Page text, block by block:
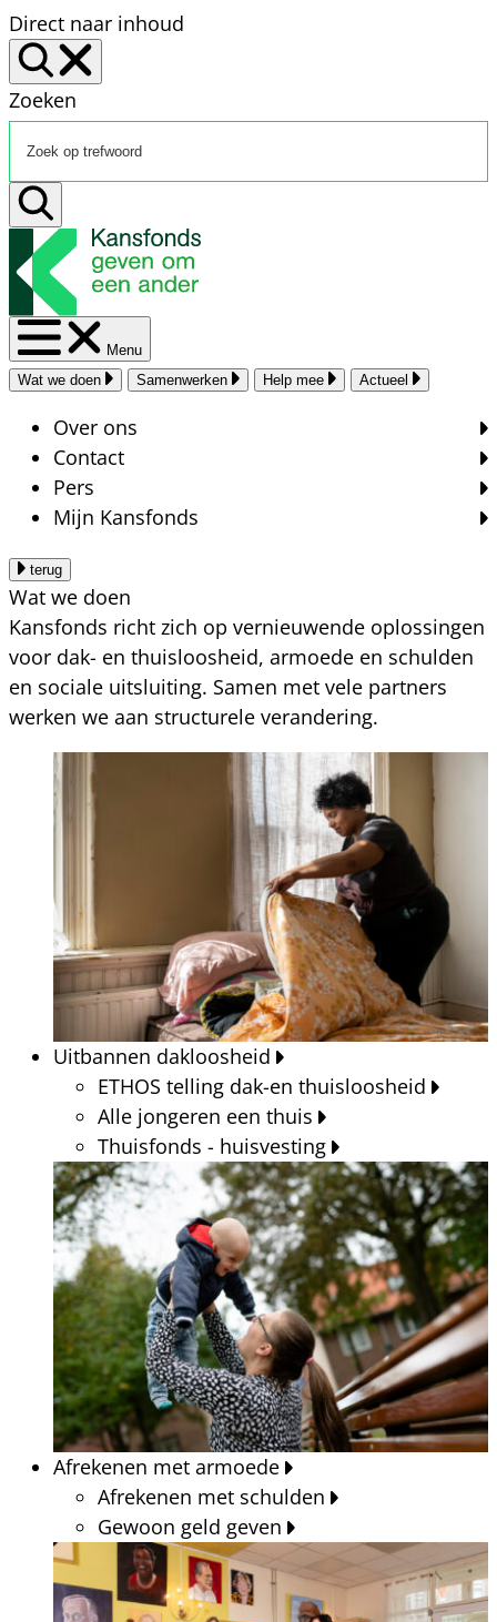
Direct naar inhoud
Zoeken
Menu
Wat we doen
Samenwerken Help mee Actueel
Over ons
Contact
Pers
Mijn Kansfonds
terug
Wat we doen
Kansfonds richt zich op vernieuwende oplossingen
voor dak- en thuisloosheid, armoede en schulden
en sociale uitsluiting. Samen met vele partners
werken we aan structurele verandering.
Uitbannen dakloosheid
ETHOS telling dak-en thuisloosheid
Alle jongeren een thuis
Thuisfonds - huisvesting
Afrekenen met armoede
Afrekenen met schulden
Gewoon geld geven